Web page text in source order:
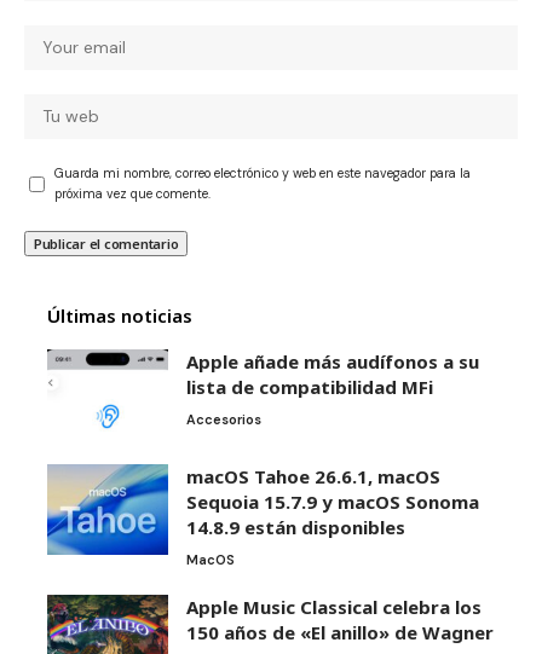
Guarda mi nombre, correo electrónico y web en este navegador para la
próxima vez que comente.
Últimas noticias
Apple añade más audífonos a su
lista de compatibilidad MFi
Accesorios
macOS Tahoe 26.6.1, macOS
Sequoia 15.7.9 y macOS Sonoma
14.8.9 están disponibles
MacOS
Apple Music Classical celebra los
150 años de «El anillo» de Wagner